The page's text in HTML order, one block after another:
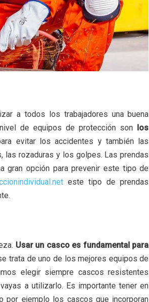
a todos los trabajadores una buena
de equipos de protección son los
evitar los accidentes y también las
las rozaduras y los golpes. Las prendas
gran opción para prevenir este tipo de
este tipo de prendas
Usar un casco es fundamental para
trata de uno de los mejores equipos de
elegir siempre cascos resistentes
a utilizarlo. Es importante tener en
por ejemplo los cascos que incorporan